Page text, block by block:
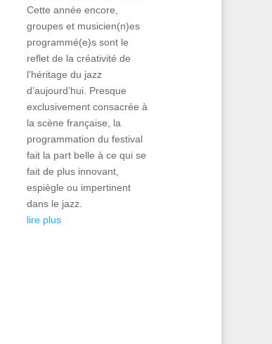
Cette année encore,
groupes et musicien(n)es
programmé(e)s sont le
reflet de la créativité de
l’héritage du jazz
d’aujourd’hui. Presque
exclusivement consacrée à
la scène française, la
programmation du festival
fait la part belle à ce qui se
fait de plus innovant,
espiègle ou impertinent
dans le jazz.
lire plus